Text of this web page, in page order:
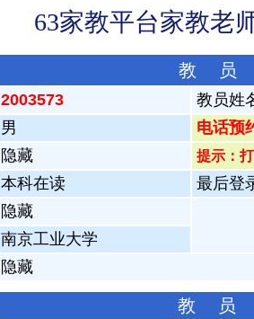
63家教平台家教老
教 员
2003573
教员姓
男
电话预
隐藏 提示：
本科在读
最后登
隐藏
南京工业大学
隐藏
教 员